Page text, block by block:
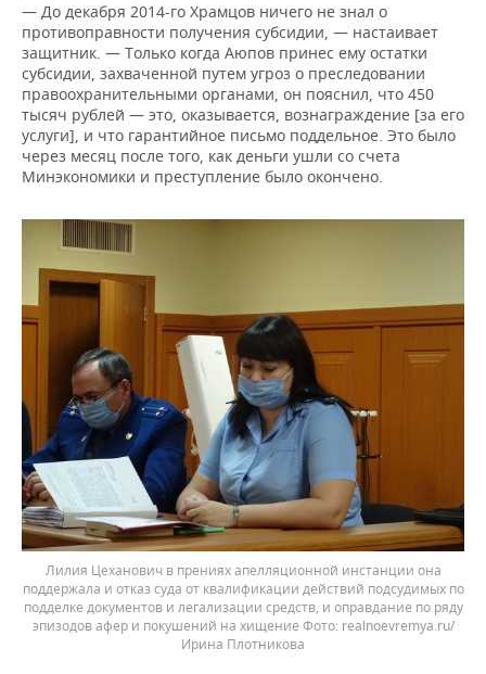
— До декабря 2014-го Храмцов ничего не знал о
противоправности получения субсидии, — настаивает
защитник. — Только когда Аюпов принес ему остатки
субсидии, захваченной путем угроз о преследовании
правоохранительными органами, он пояснил, что 450
тысяч рублей — это, оказывается, вознаграждение [за его
услуги], и что гарантийное письмо поддельное. Это было
через месяц после того, как деньги ушли со счета
Минэкономики и преступление было окончено.
Лилия Цеханович в прениях апелляционной инстанции она
поддержала и отказ суда от квалификации действий подсудимых по
подделке документов и легализации средств, и оправдание по ряду
эпизодов афер и покушений на хищение
realnoevremya.ru/
Ирина Плотникова